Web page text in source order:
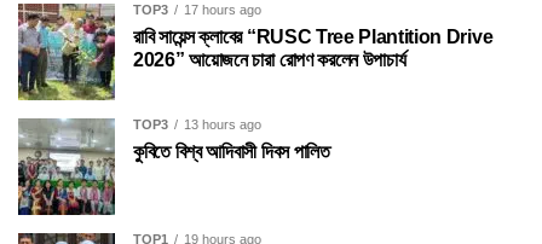
TOP3 17 hours ago
রাবি সায়েন্স ক্লাবের “RUSC Tree Plantition Drive
2026” আয়োজনে চারা রোপণ করলেন উপাচার্য
TOP3 13 hours ago
কুবিতে বিশ্ব আদিবাসী দিবস পালিত
TOP1 19 hours ago